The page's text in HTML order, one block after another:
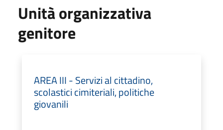
Unità organizzativa
genitore
AREA III - Servizi al cittadino,
scolastici cimiteriali, politiche
giovanili